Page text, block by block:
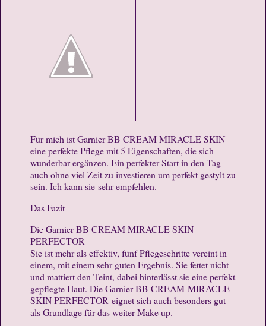
Für mich ist Garnier BB CREAM MIRACLE SKIN
eine perfekte Pflege mit 5 Eigenschaften, die sich
wunderbar ergänzen. Ein perfekter Start in den Tag
auch ohne viel Zeit zu investieren um perfekt gestylt zu
sein. Ich kann sie sehr empfehlen.
Das Fazit
Die Garnier BB CREAM MIRACLE SKIN
PERFECTOR
Sie ist mehr als effektiv, fünf Pflegeschritte vereint in
einem, mit einem sehr guten Ergebnis. Sie fettet nicht
und mattiert den Teint, dabei hinterlässt sie eine perfekt
gepflegte Haut. Die Garnier BB CREAM MIRACLE
SKIN PERFECTOR eignet sich auch besonders gut
als Grundlage für das weiter Make up.